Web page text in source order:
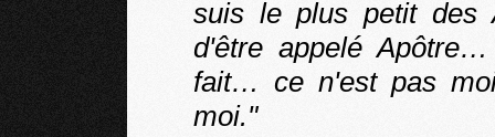
suis le plus petit des
d'être appelé
fait… ce n'est pas
moi."